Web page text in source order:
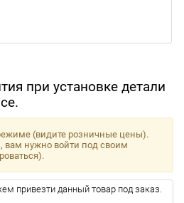
при установке детали
(видите розничные цены).
вам нужно войти под своим
привезти данный товар под заказ.